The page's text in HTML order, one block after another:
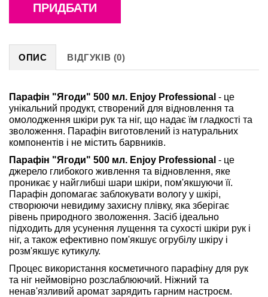
ПРИДБАТИ
ОПИС ВІДГУКІВ (0)
Парафін "Ягоди" 500 мл. Enjoy Professional - це
унікальний продукт, створений для відновлення та
омолодження шкіри рук та ніг, що надає їм гладкості та
зволоження. Парафін виготовлений із натуральних
компонентів і не містить барвників.
Парафін "Ягоди" 500 мл. Enjoy Professional - це
джерело глибокого живлення та відновлення, яке
проникає у найглибші шари шкіри, пом'якшуючи її.
Парафін допомагає заблокувати вологу у шкірі,
створюючи невидиму захисну плівку, яка зберігає
рівень природного зволоження. Засіб ідеально
підходить для усунення лущення та сухості шкіри рук і
ніг, а також ефективно пом'якшує огрубілу шкіру і
розм'якшує кутикулу.
Процес використання косметичного парафіну для рук
та ніг неймовірно розслаблюючий. Ніжний та
ненав'язливий аромат зарядить гарним настроєм.